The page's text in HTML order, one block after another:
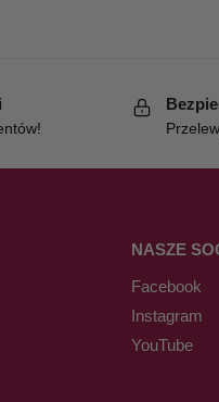
NASZE
Facebook
Instagram
YouTube